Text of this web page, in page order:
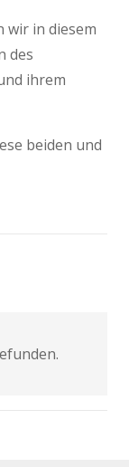
in diesem
des
ihrem
beiden und